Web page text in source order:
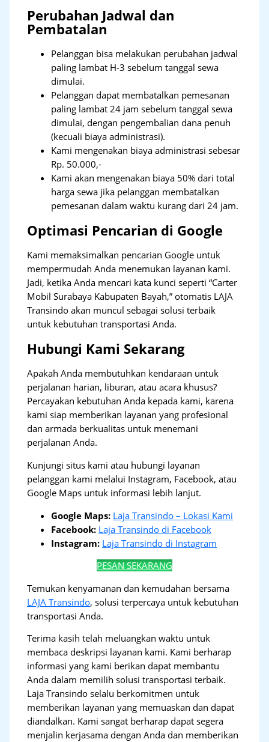
Perubahan Jadwal dan
Pembatalan
Pelanggan bisa melakukan perubahan jadwal
paling lambat H-3 sebelum tanggal sewa
dimulai.
Pelanggan dapat membatalkan pemesanan
paling lambat 24 jam sebelum tanggal sewa
dimulai, dengan pengembalian dana penuh
(kecuali biaya administrasi).
Kami mengenakan biaya administrasi sebesar
Rp. 50.000,-
Kami akan mengenakan biaya 50% dari total
harga sewa jika pelanggan membatalkan
pemesanan dalam waktu kurang dari 24 jam.
Optimasi Pencarian di Google
Kami memaksimalkan pencarian Google untuk
mempermudah Anda menemukan layanan kami.
Jadi, ketika Anda mencari kata kunci seperti “Carter
Mobil Surabaya Kabupaten Bayah,” otomatis LAJA
Transindo akan muncul sebagai solusi terbaik
untuk kebutuhan transportasi Anda.
Hubungi Kami Sekarang
Apakah Anda membutuhkan kendaraan untuk
perjalanan harian, liburan, atau acara khusus?
Percayakan kebutuhan Anda kepada kami, karena
kami siap memberikan layanan yang profesional
dan armada berkualitas untuk menemani
perjalanan Anda.
Kunjungi situs kami atau hubungi layanan
pelanggan kami melalui Instagram, Facebook, atau
Google Maps untuk informasi lebih lanjut.
Google Maps: Laja Transindo – Lokasi Kami
Facebook: Laja Transindo di Facebook
Instagram: Laja Transindo di Instagram
PESAN SEKARANG
Temukan kenyamanan dan kemudahan bersama
LAJA Transindo, solusi terpercaya untuk kebutuhan
transportasi Anda.
Terima kasih telah meluangkan waktu untuk
membaca deskripsi layanan kami. Kami berharap
informasi yang kami berikan dapat membantu
Anda dalam memilih solusi transportasi terbaik.
Laja Transindo selalu berkomitmen untuk
memberikan layanan yang memuaskan dan dapat
diandalkan. Kami sangat berharap dapat segera
menjalin kerjasama dengan Anda dan memberikan